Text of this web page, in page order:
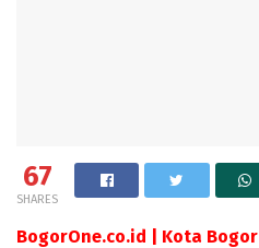
67
SHARES
BogorOne.co.id | Kota Bogor